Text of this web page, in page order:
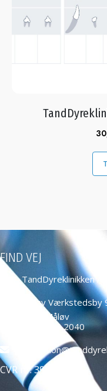
FIND VEJ
TandDyreklinikken ApS
Måløv Værkstedsby
2760 Måløv
+45 4466 2040
CVR nr: 39584271